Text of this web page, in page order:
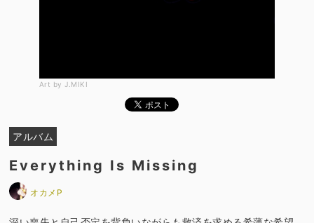
Art by J.MIKI
アルバム
Everything Is Missing
オカメP